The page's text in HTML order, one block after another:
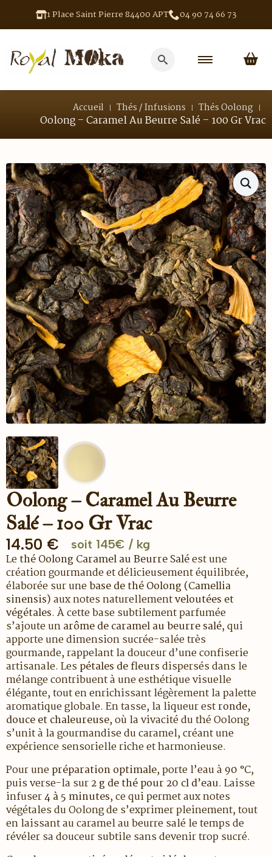
1 Place Saint Pierre 84400 APT 04 90 74 66 73
for:
Accueil Thés / Infusions Thés Oolong
Oolong – Caramel Au Beurre Salé – 100 Gr Vrac
Oolong – Caramel Au Beurre
Salé – 100 Gr Vrac
14.50 € soit 145€ / kg
Lethé Oolong Caramel au Beurre Saléest une
création gourmande et délicieusement équilibrée,
élaborée sur unebase de thé Oolong (Camellia
sinensis)aux notes naturellementveloutées et
végétales. À cette base subtilement parfumée
s’ajoute unarôme de caramel au beurre salé, qui
apporte une dimension sucrée-salée très
gourmande, rappelant la douceur d’une confiserie
artisanale. Lespétales de fleursdispersés dans le
mélange contribuent à une esthétique visuelle
élégante, tout en enrichissant légèrement la palette
aromatique globale. En tasse, la liqueur estronde,
douce et chaleureuse, où la vivacité du thé Oolong
s’unit à la gourmandise du caramel, créant une
expérience sensorielle riche et harmonieuse.
Pour unepréparation optimale, porte l’eau à 90 °C,
puis verse-la sur2 g de thé pour 20 cl d’eau. Laisse
infuser4 à 5 minutes, ce qui permet aux notes
végétales du Oolong de s’exprimer pleinement, tout
en laissant au caramel au beurre salé le temps de
révéler sa douceur subtile sans devenir trop sucré.